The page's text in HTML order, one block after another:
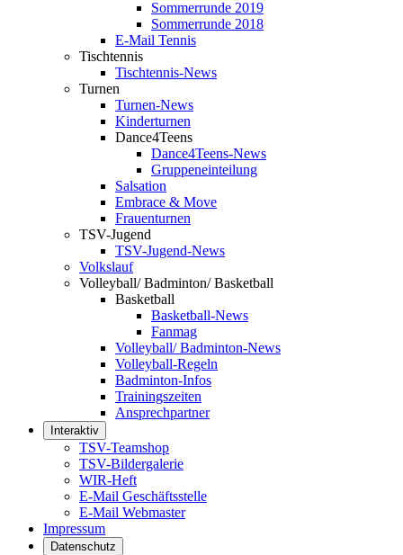
Sommerrunde 2019
Sommerrunde 2018
E-Mail Tennis
Tischtennis
Tischtennis-News
Turnen
Turnen-News
Kinderturnen
Dance4Teens
Dance4Teens-News
Gruppeneinteilung
Salsation
Embrace & Move
Frauenturnen
TSV-Jugend
TSV-Jugend-News
Volkslauf
Volleyball/ Badminton/ Basketball
Basketball
Basketball-News
Fanmag
Volleyball/ Badminton-News
Volleyball-Regeln
Badminton-Infos
Trainingszeiten
Ansprechpartner
Interaktiv
TSV-Teamshop
TSV-Bildergalerie
WIR-Heft
E-Mail Geschäftsstelle
E-Mail Webmaster
Impressum
Datenschutz